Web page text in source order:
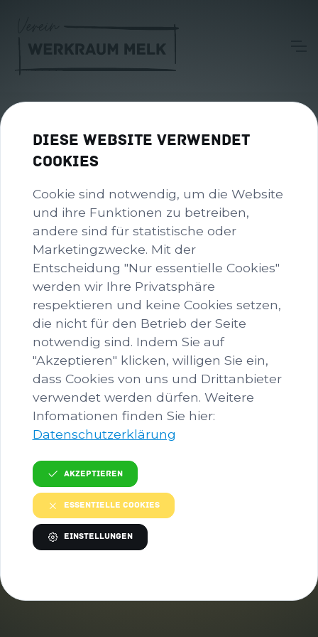
SPONSOREN
KONTAKT
Ansprechperson
Valerie Mayr
E-Mail
office@werkraummelk.at
Telefon
ADRESSE
Werkraum Melk e.V.
Eingang Roseggerstraße „werk drei“
Diese Website verwendet
Cookies
Cookie sind notwendig, um die Website
und ihre Funktionen zu betreiben,
andere sind für statistische oder
Marketingzwecke. Mit der
Entscheidung "Nur essentielle Cookies"
werden wir Ihre Privatsphäre
respektieren und keine Cookies setzen,
die nicht für den Betrieb der Seite
notwendig sind. Indem Sie auf
"Akzeptieren" klicken, willigen Sie ein,
dass Cookies von uns und Drittanbieter
verwendet werden dürfen. Weitere
Infomationen finden Sie hier:
Datenschutzerklärung
Akzeptieren
Essentielle Cookies
Einstellungen